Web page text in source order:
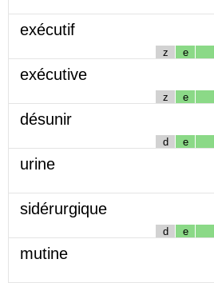
exécutif
z e
exécutive
z e
désunir
d e
urine
sidérurgique
d e
mutine